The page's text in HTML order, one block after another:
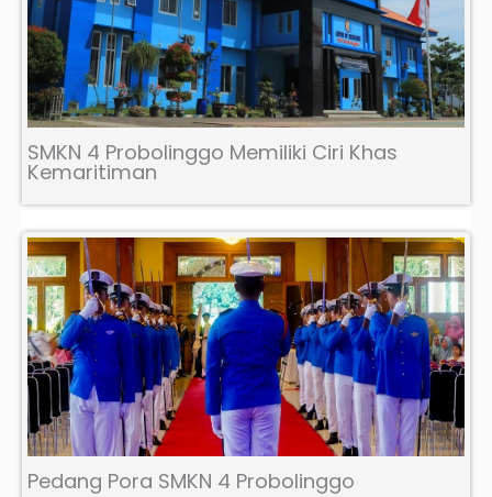
SMKN 4 Probolinggo Memiliki Ciri Khas
Kemaritiman
Pedang Pora SMKN 4 Probolinggo